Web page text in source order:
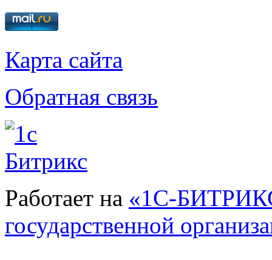
Карта сайта
Обратная связь
Работает на «1С-
государственной